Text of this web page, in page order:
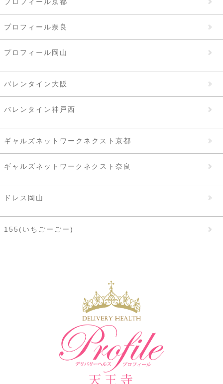
プロフィール京都
プロフィール奈良
プロフィール岡山
バレンタイン大阪
バレンタイン神戸西
ギャルズネットワークネクスト京都
ギャルズネットワークネクスト奈良
ドレス岡山
155(いちごーごー)